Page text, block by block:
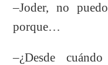
–Joder, no
porque…
–¿Desde